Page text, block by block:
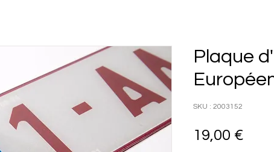
Plaque
SKU : 2003152
19,00 €